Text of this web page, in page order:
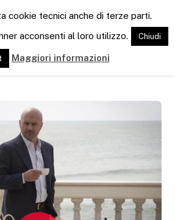
e
n
u
cookie tecnici anche di terze parti.
acconsenti al loro utilizzo.
Chiudi
Maggiori informazioni